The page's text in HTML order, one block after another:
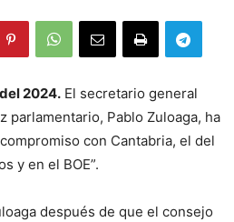
2024. El secretario general
parlamentario, Pablo Zuloaga, ha
con Cantabria, el del
y en el BOE”.
después de que el consejo